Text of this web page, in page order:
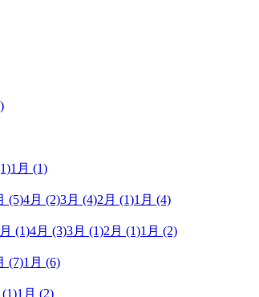
1月 (1)
(5)4月 (2)3月 (4)2月 (1)1月 (4)
(1)4月 (3)3月 (1)2月 (1)1月 (2)
(7)1月 (6)
(1)1月 (2)